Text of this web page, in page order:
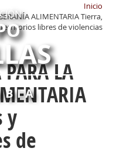
Inicio
ALIMENTARIA Tierra,
libres de violencias
PARA LA
y
de